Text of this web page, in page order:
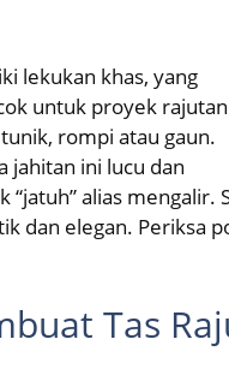
lekukan khas, yang
untuk proyek
rompi atau gaun.
jahitan ini lucu dan
alias mengalir.
dan elegan. Periksa
Tas